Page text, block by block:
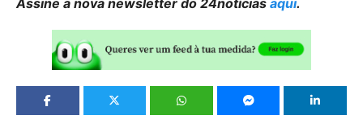
Assine a nova newsletter do 24notícias aqui.